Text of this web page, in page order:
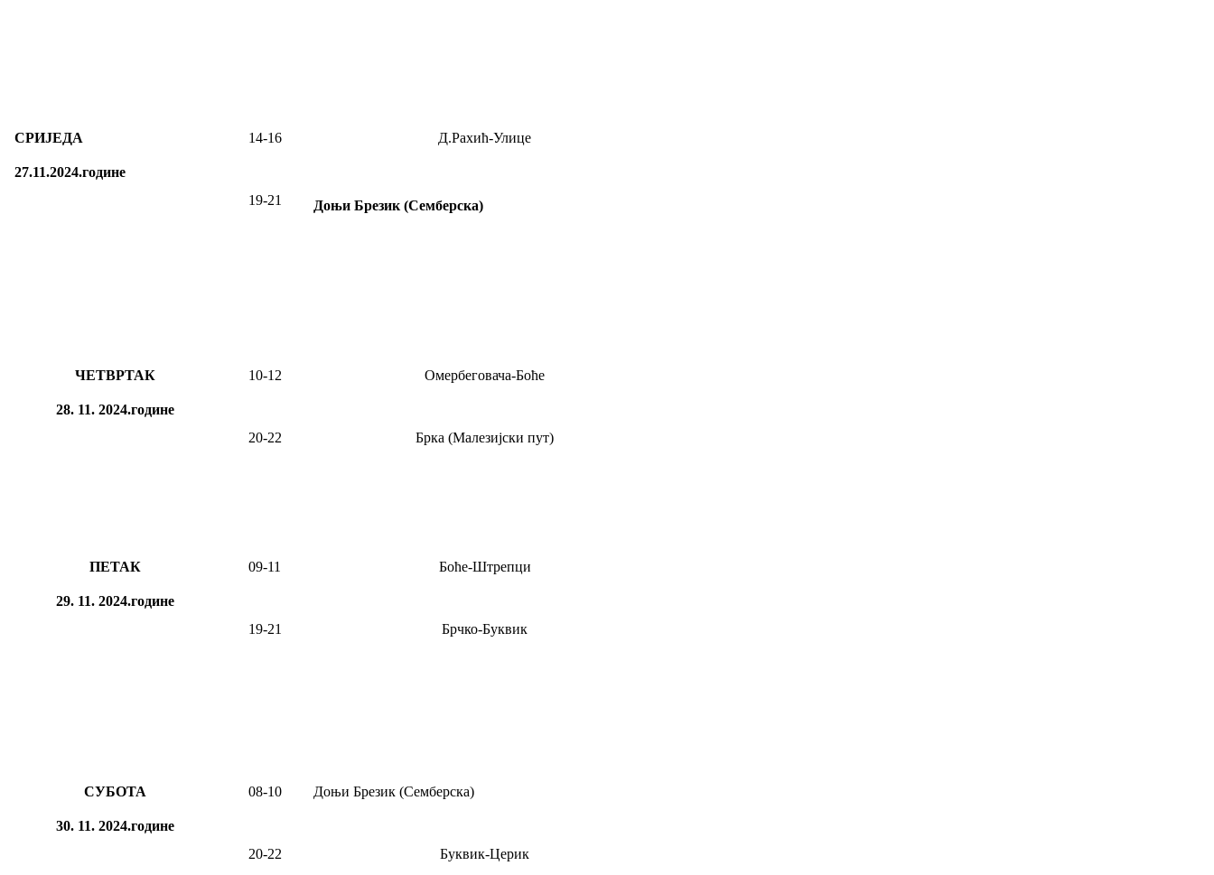
СРИЈЕДА
27.11.2024.године
14-16 Д.Рахић-Улице
19-21 Доњи Брезик (Семберска)
ЧЕТВРТАК
28. 11. 2024.године
10-12 Омербеговача-Боће
20-22 Брка (Малезијски пут)
ПЕТАК
29. 11. 2024.године
09-11 Боће-Штрепци
19-21 Брчко-Буквик
СУБОТА
30. 11. 2024.године
08-10 Доњи Брезик (Семберска)
20-22 Буквик-Церик